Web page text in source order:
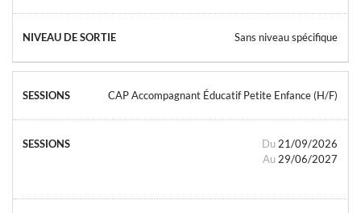
Sans niveau spécifique
CAP Accompagnant Éducatif Petite Enfance (H/F)
Du 21/09/2026
Au 29/06/2027